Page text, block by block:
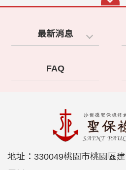
最新消息
FAQ
地址： 330049桃園市桃園區